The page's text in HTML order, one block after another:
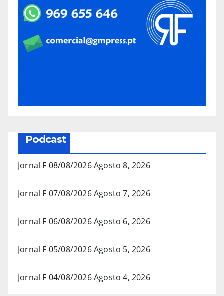
Podcast
Jornal F 08/08/2026Agosto 8, 2026
Jornal F 07/08/2026Agosto 7, 2026
Jornal F 06/08/2026Agosto 6, 2026
Jornal F 05/08/2026Agosto 5, 2026
Jornal F 04/08/2026Agosto 4, 2026